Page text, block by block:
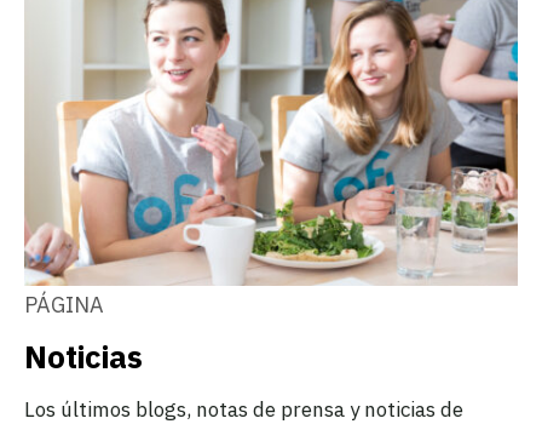
PÁGINA
Noticias
Los últimos blogs, notas de prensa y noticias de